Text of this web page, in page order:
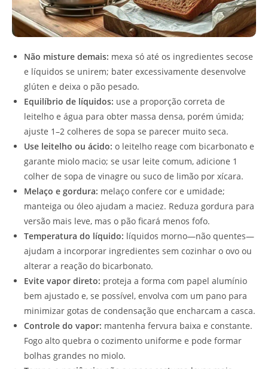
Não misture demais: mexa só até os ingredientes secose
e líquidos se unirem; bater excessivamente desenvolve
glúten e deixa o pão pesado.
Equilíbrio de líquidos: use a proporção correta de
leitelho e água para obter massa densa, porém úmida;
ajuste 1–2 colheres de sopa se parecer muito seca.
Use leitelho ou ácido: o leitelho reage com bicarbonato e
garante miolo macio; se usar leite comum, adicione 1
colher de sopa de vinagre ou suco de limão por xícara.
Melaço e gordura: melaço confere cor e umidade;
manteiga ou óleo ajudam a maciez. Reduza gordura para
versão mais leve, mas o pão ficará menos fofo.
Temperatura do líquido: líquidos morno—não quentes—
ajudam a incorporar ingredientes sem cozinhar o ovo ou
alterar a reação do bicarbonato.
Evite vapor direto: proteja a forma com papel alumínio
bem ajustado e, se possível, envolva com um pano para
minimizar gotas de condensação que encharcam a casca.
Controle do vapor: mantenha fervura baixa e constante.
Fogo alto quebra o cozimento uniforme e pode formar
bolhas grandes no miolo.